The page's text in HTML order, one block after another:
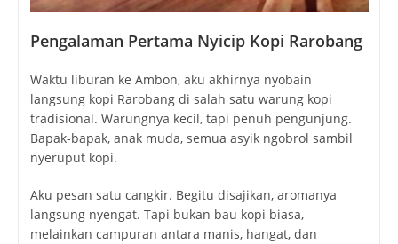
Pengalaman Pertama Nyicip Kopi Rarobang
Waktu liburan ke Ambon, aku akhirnya nyobain
langsung kopi Rarobang di salah satu warung kopi
tradisional. Warungnya kecil, tapi penuh pengunjung.
Bapak-bapak, anak muda, semua asyik ngobrol sambil
nyeruput kopi.
Aku pesan satu cangkir. Begitu disajikan, aromanya
langsung nyengat. Tapi bukan bau kopi biasa,
melainkan campuran antara manis, hangat, dan